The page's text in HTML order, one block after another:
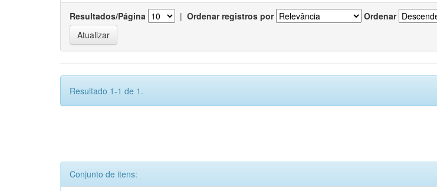
Resultados/Página | Ordenar registros por Ordenar
Resultado 1-1 de 1.
Conjunto de itens: